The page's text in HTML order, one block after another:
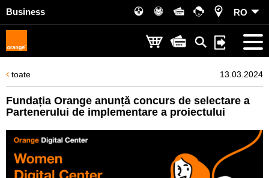
Business RO
toate 13.03.2024
Fundația Orange anunță concurs de selectare a
Partenerului de implementare a proiectului